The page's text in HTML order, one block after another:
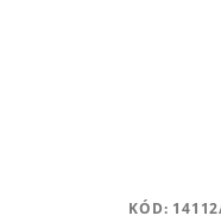
KÓD: